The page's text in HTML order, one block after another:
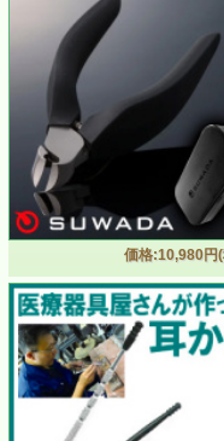
価格:10,980円